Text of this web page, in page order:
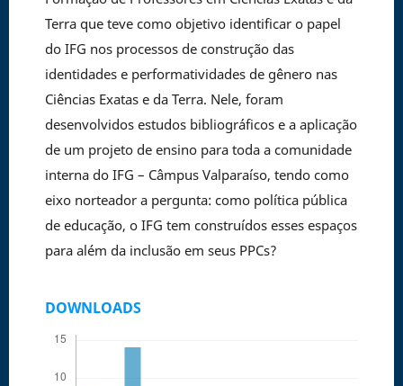
Terra que teve como objetivo identificar o papel
do IFG nos processos de construção das
identidades e performatividades de gênero nas
Ciências Exatas e da Terra. Nele, foram
desenvolvidos estudos bibliográficos e a aplicação
de um projeto de ensino para toda a comunidade
interna do IFG – Câmpus Valparaíso, tendo como
eixo norteador a pergunta: como política pública
de educação, o IFG tem construídos esses espaços
para além da inclusão em seus PPCs?
DOWNLOADS